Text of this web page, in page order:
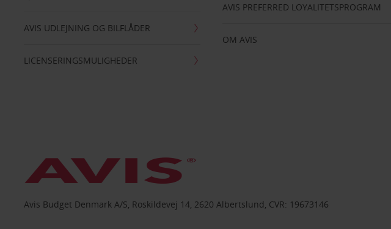
AVIS UDLEJNING OG BILFLÅDER
LICENSERINGSMULIGHEDER
AVIS PREFERRED LOYALITETSPROGRAM
OM AVIS
Avis Budget Denmark A/S, Roskildevej 14, 2620 Albertslund, CVR: 19673146